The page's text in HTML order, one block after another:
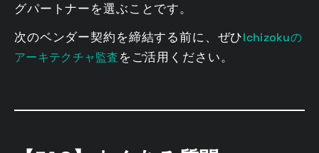
グパートナーを選ぶことです。
次のベンダー契約を締結する前に、ぜひIchizokuの
アーキテクチャ監査をご活用ください。